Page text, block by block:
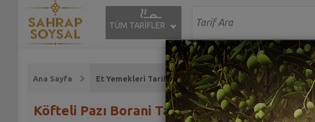
TÜM TARİFLER
Ana Sayfa Et Yemekleri Tarifleri
Köfteli Pazı Borani Tarifi